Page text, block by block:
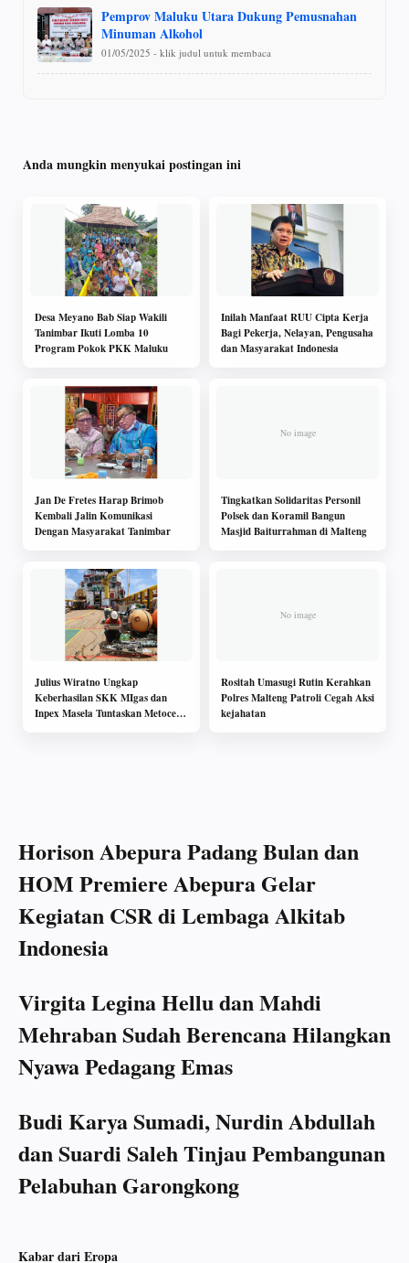
Pemprov Maluku Utara Dukung Pemusnahan
Minuman Alkohol
01/05/2025 - klik judul untuk membaca
Anda mungkin menyukai postingan ini
Desa Meyano Bab Siap Wakili
Tanimbar Ikuti Lomba 10
Program Pokok PKK Maluku
Inilah Manfaat RUU Cipta Kerja
Bagi Pekerja, Nelayan, Pengusaha
dan Masyarakat Indonesia
Jan De Fretes Harap Brimob
Kembali Jalin Komunikasi
Dengan Masyarakat Tanimbar
Tingkatkan Solidaritas Personil
Polsek dan Koramil Bangun
Masjid Baiturrahman di Malteng
Julius Wiratno Ungkap
Keberhasilan SKK MIgas dan
Inpex Masela Tuntaskan Metocean
Rositah Umasugi Rutin Kerahkan
Polres Malteng Patroli Cegah Aksi
kejahatan
Horison Abepura Padang Bulan dan
HOM Premiere Abepura Gelar
Kegiatan CSR di Lembaga Alkitab
Indonesia
Virgita Legina Hellu dan Mahdi
Mehraban Sudah Berencana Hilangkan
Nyawa Pedagang Emas
Budi Karya Sumadi, Nurdin Abdullah
dan Suardi Saleh Tinjau Pembangunan
Pelabuhan Garongkong
Kabar dari Eropa